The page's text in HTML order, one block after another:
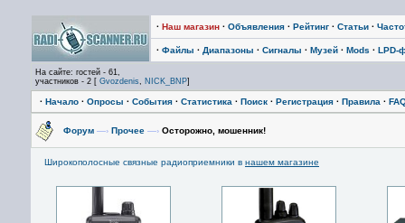
· Наш магазин · Объявления · Рейтинг · Статьи ·
· Файлы · Диапазоны · Сигналы · Музей · Mods · LPD-
На сайте: гостей - 61,
участников - 2 [ Gvozdenis, NICK_BNP]
· Начало · Опросы · События · Статистика · Поиск · Регистрация · Правила ·
Форум —› Прочее —› Осторожно, мошенник!
Широкополосные связные радиоприемники в нашем магазине